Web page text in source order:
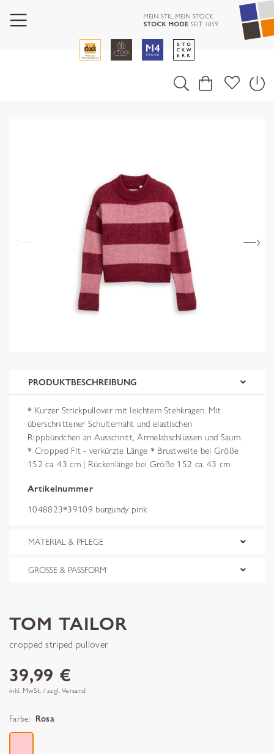
PRODUKTBESCHREIBUNG
* Kurzer Strickpullover mit leichtem Stehkragen. Mit
überschnittener Schulternaht und elastischen
Rippbündchen an Ausschnitt, Ärmelabschlüssen und Saum.
* Cropped Fit - verkürzte Länge * Brustweite bei Größe
152 ca. 43 cm | Rückenlänge bei Größe 152 ca. 43 cm
Artikelnummer
1048823*39109 burgundy pink
MATERIAL & PFLEGE
GRÖSSE & PASSFORM
TOM TAILOR
cropped striped pullover
39,99 €
inkl. MwSt. / zzgl. Versand
Farbe: Rosa